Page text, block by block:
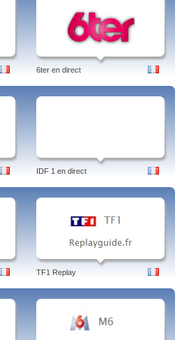
6ter en direct
IDF 1 en direct
TF1 Replay